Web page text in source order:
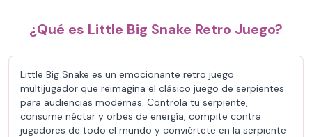
¿Qué es Little Big Snake Retro Juego?
Little Big Snake es un emocionante retro juego
multijugador que reimagina el clásico juego de serpientes
para audiencias modernas. Controla tu serpiente,
consume néctar y orbes de energía, compite contra
jugadores de todo el mundo y conviértete en la serpiente